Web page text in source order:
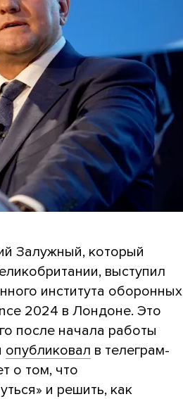
Залужный, который
выступил
института оборонных
2024 в Лондоне. Это
после начала работы
опубликовал в телеграм-
о том, что
и решить, как